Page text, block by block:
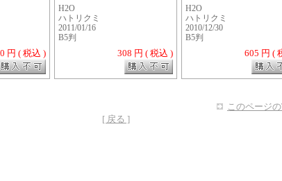
円 ( 税込 )
H2O
ハトリクミ
2011/01/16
B5判
308 円 ( 税込 )
H2O
ハトリクミ
2010/12/30
B5判
605 円 (
このページ
[ 戻る ]